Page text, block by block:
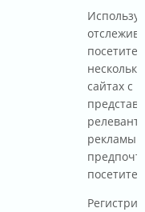
сайтах с
рекламы